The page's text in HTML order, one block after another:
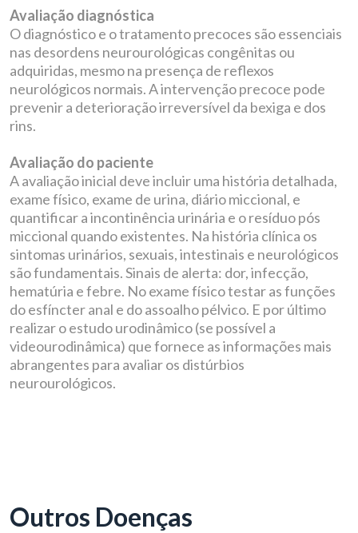
Avaliação diagnóstica
O diagnóstico e o tratamento precoces são essenciais
nas desordens neurourológicas congênitas ou
adquiridas, mesmo na presença de reflexos
neurológicos normais. A intervenção precoce pode
prevenir a deterioração irreversível da bexiga e dos
rins.
Avaliação do paciente
A avaliação inicial deve incluir uma história detalhada,
exame físico, exame de urina, diário miccional, e
quantificar a incontinência urinária e o resíduo pós
miccional quando existentes. Na história clínica os
sintomas urinários, sexuais, intestinais e neurológicos
são fundamentais. Sinais de alerta: dor, infecção,
hematúria e febre. No exame físico testar as funções
do esfíncter anal e do assoalho pélvico. E por último
realizar o estudo urodinâmico (se possível a
videourodinâmica) que fornece as informações mais
abrangentes para avaliar os distúrbios
neurourológicos.
Outros Doenças